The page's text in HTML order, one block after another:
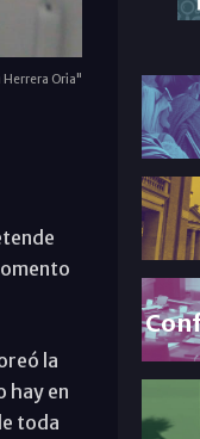
Herrera Oria"
la
hay en
toda